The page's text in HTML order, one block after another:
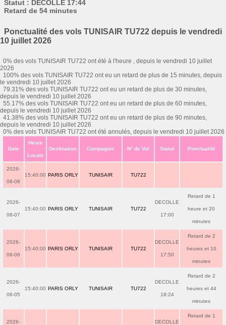
Statut : DECOLLE 17:44
Retard de 54 minutes
Ponctualité des vols TUNISAIR TU722 depuis le vendredi
10 juillet 2026
0% des vols TUNISAIR TU722 ont été à l'heure , depuis le vendredi 10 juillet
2026
100% des vols TUNISAIR TU722 ont eu un retard de plus de 15 minutes, depuis
le vendredi 10 juillet 2026
79.31% des vols TUNISAIR TU722 ont eu un retard de plus de 30 minutes,
depuis le vendredi 10 juillet 2026
55.17% des vols TUNISAIR TU722 ont eu un retard de plus de 60 minutes,
depuis le vendredi 10 juillet 2026
41.38% des vols TUNISAIR TU722 ont eu un retard de plus de 90 minutes,
depuis le vendredi 10 juillet 2026
0% des vols TUNISAIR TU722 ont été annulés, depuis le vendredi 10 juillet 2026
Date
Heure
Locale
Destination Compagnie N° de Vol Statut Ponctualité
2026-
08-08
15:40:00 PARIS ORLY TUNISAIR TU722
2026-
08-07
15:40:00 PARIS ORLY TUNISAIR TU722
DECOLLE
17:00
Retard de 1
heure et 20
minutes
2026-
08-06
15:40:00 PARIS ORLY TUNISAIR TU722
DECOLLE
17:50
Retard de 2
heures et 10
minutes
2026-
08-05
15:40:00 PARIS ORLY TUNISAIR TU722
DECOLLE
18:24
Retard de 2
heures et 44
minutes
2026- DECOLLE
Retard de 1